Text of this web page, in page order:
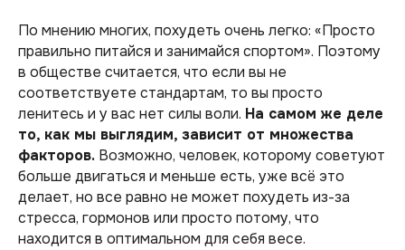
По мнению многих, похудеть очень легко: «Просто
правильно питайся и занимайся спортом». Поэтому
в обществе считается, что если вы не
соответствуете стандартам, то вы просто
ленитесь и у вас нет силы воли. На самом же деле
то, как мы выглядим, зависит от множества
факторов. Возможно, человек, которому советуют
больше двигаться и меньше есть, уже всё это
делает, но все равно не может похудеть из-за
стресса, гормонов или просто потому, что
находится в оптимальном для себя весе.